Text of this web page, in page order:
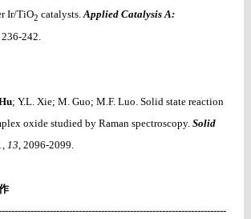
Ir/TiO2 catalysts.Applied Catalysis A:
236-242.
; Y.L. Xie; M. Guo; M.F. Luo. Solid state reaction
oxide studied by Raman spectroscopy. Solid
13, 2096-2099.